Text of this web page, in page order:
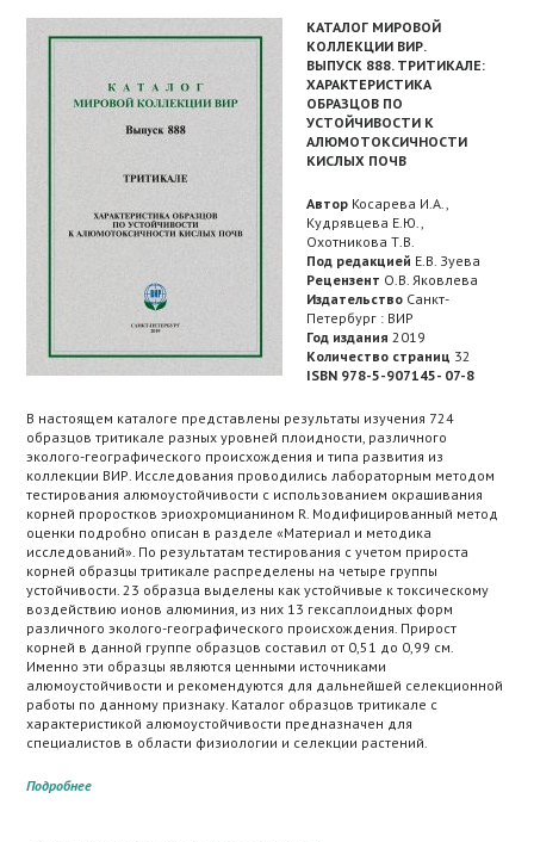
КАТАЛОГ МИРОВОЙ
КОЛЛЕКЦИИ ВИР.
ВЫПУСК 888. ТРИТИКАЛЕ:
ХАРАКТЕРИСТИКА
ОБРАЗЦОВ ПО
УСТОЙЧИВОСТИ К
АЛЮМОТОКСИЧНОСТИ
КИСЛЫХ ПОЧВ
Автор Косарева И.А.,
Кудрявцева Е.Ю.,
Охотникова Т.В.
Под редакцией Е.В. Зуева
Рецензент О.В. Яковлева
Издательство Санкт-
Петербург : ВИР
Год издания 2019
Количество страниц 32
ISBN 978-5-907145- 07-8
В настоящем каталоге представлены результаты изучения 724
образцов тритикале разных уровней плоидности, различного
эколого-географического происхождения и типа развития из
коллекции ВИР. Исследования проводились лабораторным методом
тестирования алюмоустойчивости с использованием окрашивания
корней проростков эриохромцианином R. Модифицированный метод
оценки подробно описан в разделе «Материал и методика
исследований». По результатам тестирования с учетом прироста
корней образцы тритикале распределены на четыре группы
устойчивости. 23 образца выделены как устойчивые к токсическому
воздействию ионов алюминия, из них 13 гексаплоидных форм
различного эколого-географического происхождения. Прирост
корней в данной группе образцов составил от 0,51 до 0,99 см.
Именно эти образцы являются ценными источниками
алюмоустойчивости и рекомендуются для дальнейшей селекционной
работы по данному признаку. Каталог образцов тритикале с
характеристикой алюмоустойчивости предназначен для
специалистов в области физиологии и селекции растений.
Подробнее